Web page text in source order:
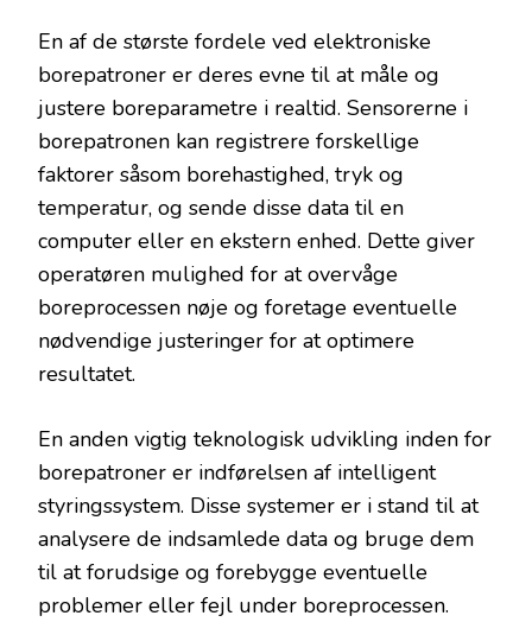
En af de største fordele ved elektroniske
borepatroner er deres evne til at måle og
justere boreparametre i realtid. Sensorerne i
borepatronen kan registrere forskellige
faktorer såsom borehastighed, tryk og
temperatur, og sende disse data til en
computer eller en ekstern enhed. Dette giver
operatøren mulighed for at overvåge
boreprocessen nøje og foretage eventuelle
nødvendige justeringer for at optimere
resultatet.
En anden vigtig teknologisk udvikling inden for
borepatroner er indførelsen af intelligent
styringssystem. Disse systemer er i stand til at
analysere de indsamlede data og bruge dem
til at forudsige og forebygge eventuelle
problemer eller fejl under boreprocessen.